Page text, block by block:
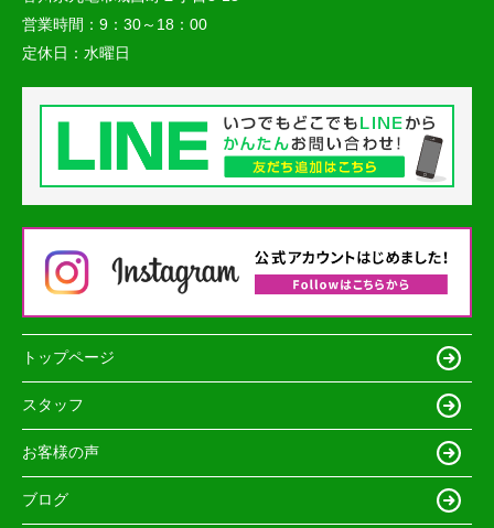
営業時間： 9：30～18：00
定休日： 水曜日
トップページ
スタッフ
お客様の声
ブログ